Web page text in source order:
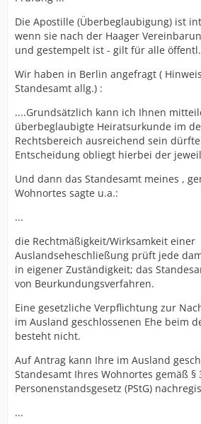
Die Apostille (Überbeglaubigung) ist
wenn sie nach der Haager
und gestempelt ist - gilt für alle
Wir haben in Berlin angefragt (
Standesamt allg.) :
....Grundsätzlich kann ich Ihnen
überbeglaubigte Heiratsurkunde im
Rechtsbereich ausreichend sein
Entscheidung obliegt hierbei der
Und dann das Standesamt meines ,
Wohnortes sagte u.a.:
...
die Rechtmäßigkeit/Wirksamkeit einer
Auslandseheschließung prüft jede
in eigener Zuständigkeit; das
von Beurkundungsverfahren.
Eine gesetzliche Verpflichtung zur
im Ausland geschlossenen Ehe beim
besteht nicht.
Auf Antrag kann Ihre im Ausland
Standesamt Ihres Wohnortes gemäß §
Personenstandsgesetz (PStG)
...